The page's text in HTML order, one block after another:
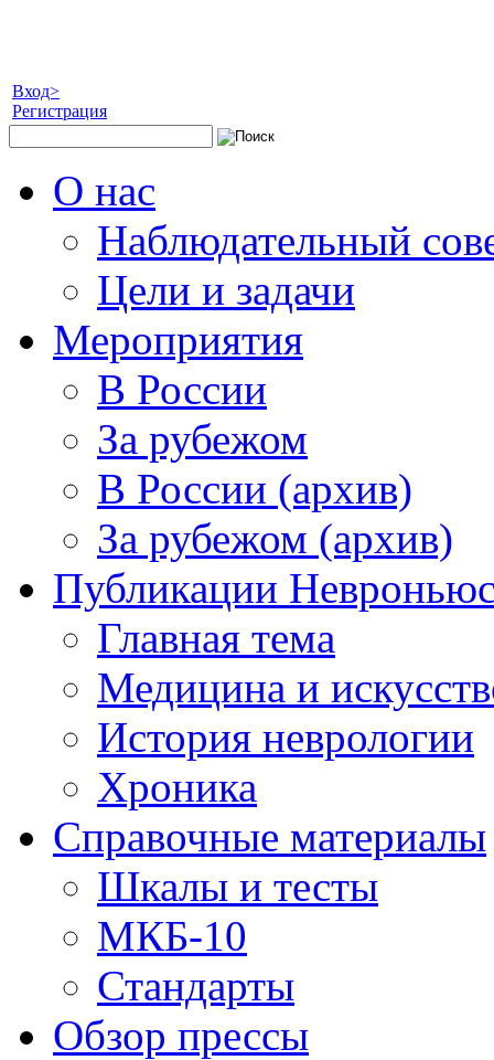
Вход>
Регистрация
О нас
Наблюдательный
Цели и задачи
Мероприятия
В России
За рубежом
В России (архив)
За рубежом (архив)
Публикации
Главная тема
Медицина и
История неврологии
Хроника
Справочные материалы
Шкалы и тесты
МКБ-10
Стандарты
Обзор прессы